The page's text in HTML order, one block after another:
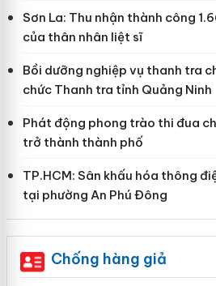
Sơn La: Thu nhận thành công
của thân nhân liệt sĩ
Bồi dưỡng nghiệp vụ thanh tra
chức Thanh tra tỉnh Quảng Ninh
Phát động phong trào thi đua
trở thành thành phố
TP.HCM: Sân khấu hóa thông
tại phường An Phú Đông
Chống hàng giả